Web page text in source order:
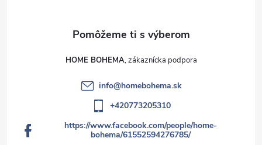
HOME BOHEMA
info@homebohema.sk
+420773205310
https://www.facebook.com/people/home-
bohema/61552594276785/